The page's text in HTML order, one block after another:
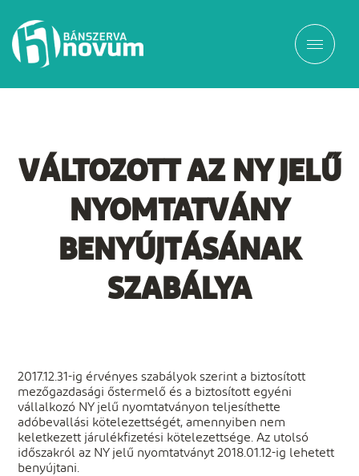
VÁLTOZOTT AZ NY JELŰ
NYOMTATVÁNY
BENYÚJTÁSÁNAK
SZABÁLYA
2017.12.31-ig érvényes szabályok szerint a biztosított
mezőgazdasági őstermelő és a biztosított egyéni
vállalkozó NY jelű nyomtatványon teljesíthette
adóbevallási kötelezettségét, amennyiben nem
keletkezett járulékfizetési kötelezettsége. Az utolsó
időszakról az NY jelű nyomtatványt 2018.01.12-ig lehetett
benyújtani.